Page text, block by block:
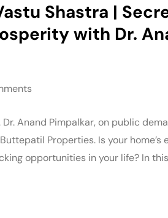
Shastra |
with Dr.
Anand Pimpalkar, on public
Properties. Is your home’s
opportunities in your life? In